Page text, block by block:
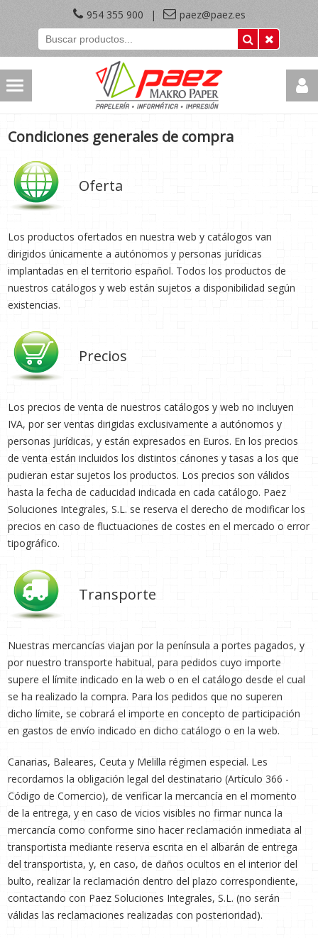
954 355 900 | paez@paez.es
Condiciones generales de compra
Oferta
Los productos ofertados en nuestra web y catálogos van
dirigidos únicamente a autónomos y personas jurídicas
implantadas en el territorio español. Todos los productos de
nuestros catálogos y web están sujetos a disponibilidad según
existencias.
Precios
Los precios de venta de nuestros catálogos y web no incluyen
IVA, por ser ventas dirigidas exclusivamente a autónomos y
personas jurídicas, y están expresados en Euros. En los precios
de venta están incluidos los distintos cánones y tasas a los que
pudieran estar sujetos los productos. Los precios son válidos
hasta la fecha de caducidad indicada en cada catálogo. Paez
Soluciones Integrales, S.L. se reserva el derecho de modificar los
precios en caso de fluctuaciones de costes en el mercado o error
tipográfico.
Transporte
Nuestras mercancías viajan por la península a portes pagados, y
por nuestro transporte habitual, para pedidos cuyo importe
supere el límite indicado en la web o en el catálogo desde el cual
se ha realizado la compra. Para los pedidos que no superen
dicho límite, se cobrará el importe en concepto de participación
en gastos de envío indicado en dicho catálogo o en la web.
Canarias, Baleares, Ceuta y Melilla régimen especial. Les
recordamos la obligación legal del destinatario (Artículo 366 -
Código de Comercio), de verificar la mercancía en el momento
de la entrega, y en caso de vicios visibles no firmar nunca la
mercancía como conforme sino hacer reclamación inmediata al
transportista mediante reserva escrita en el albarán de entrega
del transportista, y, en caso, de daños ocultos en el interior del
bulto, realizar la reclamación dentro del plazo correspondiente,
contactando con Paez Soluciones Integrales, S.L. (no serán
válidas las reclamaciones realizadas con posterioridad).